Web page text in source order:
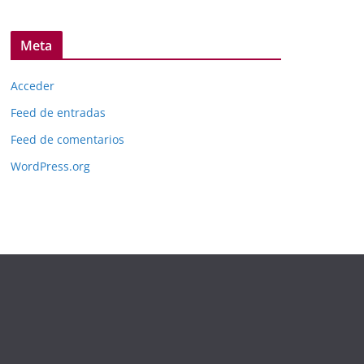
Meta
Acceder
Feed de entradas
Feed de comentarios
WordPress.org